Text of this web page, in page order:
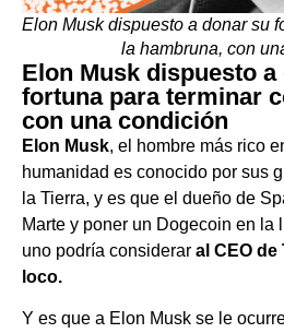
Elon Musk dispuesto a donar su
la hambruna, con
Elon Musk dispuesto a
fortuna para terminar
con una condición
Elon Musk, el hombre más rico
humanidad es conocido por sus
la Tierra, y es que el dueño de
Marte y poner un Dogecoin en la
uno podría considerar al CEO
loco.
Y es que a Elon Musk se le